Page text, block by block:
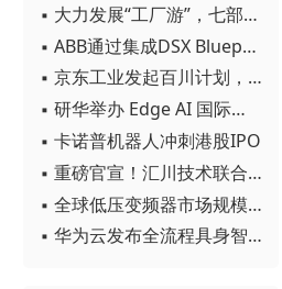
▪ 大力发展“工厂游”，七部门联合发文！
▪ ABB通过集成DSX Blueprint AI基础设施，扩大与英伟达的合作
▪ 京东工业发起百川计划， 构建工业大模型新生态
▪ 研华举办 Edge AI 国际论坛
▪ 卡诺普机器人冲刺港股IPO
▪ 重磅官宣！汇川技术联合发起 D12 联盟，开创产教融合新范式
▪ 全球低压变频器市场规模2030年将超170亿美元
▪ 华为云发布全流程具身智能开发平台CloudRobo